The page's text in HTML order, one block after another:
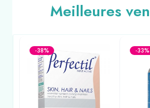
Meilleures
-38% -33%